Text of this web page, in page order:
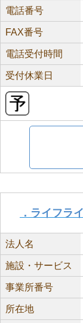
電話番号
FAX番号
電話受付時間
受付休業日
．ライフラ
法人名
施設・サービス
事業所番号
所在地